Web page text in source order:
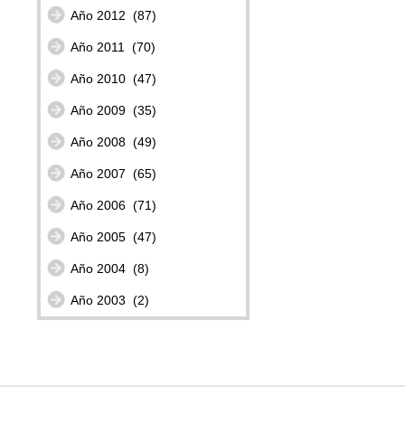
Año 2012 (87)
Año 2011 (70)
Año 2010 (47)
Año 2009 (35)
Año 2008 (49)
Año 2007 (65)
Año 2006 (71)
Año 2005 (47)
Año 2004 (8)
Año 2003 (2)